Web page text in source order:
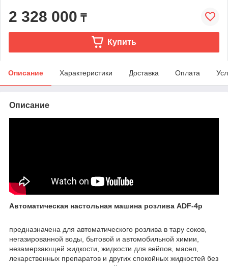
2 328 000 ₸
Купить
Описание Характеристики Доставка Оплата
Описание
Автоматическая настольная машина розлива ADF-4p
предназначена для автоматического розлива в тару соков,
негазированной воды, бытовой и автомобильной химии,
незамерзающей жидкости, жидкости для вейпов, масел,
лекарственных препаратов и других спокойных жидкостей без